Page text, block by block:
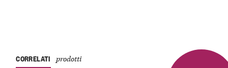
CORRELATI prodotti